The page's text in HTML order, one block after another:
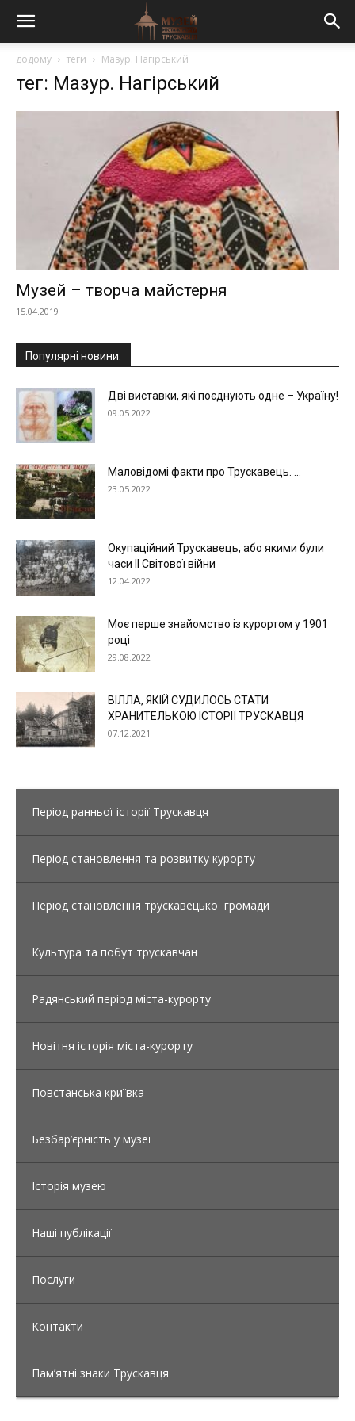
додому теги Мазур. Нагірський
тег: Мазур. Нагірський
Музей – творча майстерня
15.04.2019
Популярні новини:
Дві виставки, які поєднують одне – Україну!
09.05.2022
Маловідомі факти про Трускавець. ...
23.05.2022
Окупаційний Трускавець, або якими були
часи ІІ Світової війни
12.04.2022
Моє перше знайомство із курортом у 1901
році
29.08.2022
ВІЛЛА, ЯКІЙ СУДИЛОСЬ СТАТИ
ХРАНИТЕЛЬКОЮ ІСТОРІЇ ТРУСКАВЦЯ
07.12.2021
Період ранньої історії Трускавця
Період становлення та розвитку курорту
Період становлення трускавецької громади
Культура та побут трускавчан
Радянський період міста-курорту
Новітня історія міста-курорту
Повстанська криївка
Безбар’єрність у музеї
Історія музею
Наші публікації
Послуги
Контакти
Пам’ятні знаки Трускавця